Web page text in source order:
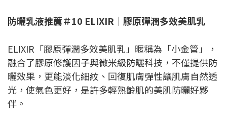
防曬乳液推薦＃10 ELIXIR｜膠原彈潤多效美肌乳
ELIXIR「膠原彈潤多效美肌乳」暱稱為「小金管」，
融合了膠原修護因子與微米級防曬科技，不僅提供防
曬效果，更能淡化細紋、回復肌膚彈性讓肌膚自然透
光，使氣色更好，是許多輕熟齡肌的美肌防曬好夥
伴。